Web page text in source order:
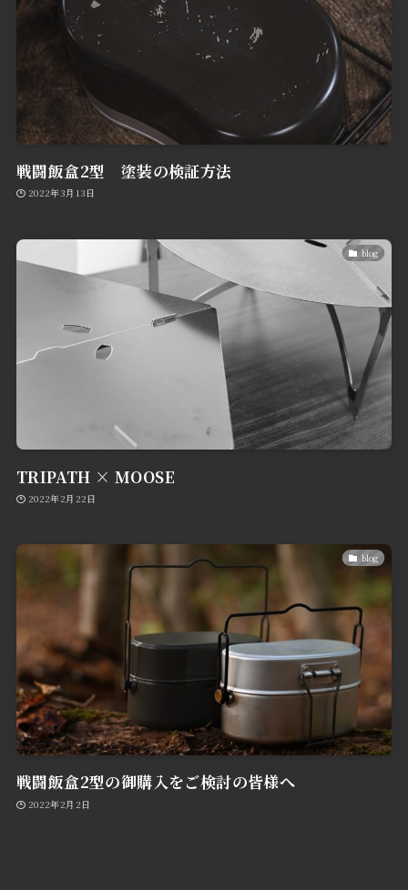
戦闘飯盒2型 塗装の検証方法
2022年3月13日
blog
TRIPATH × MOOSE
2022年2月22日
blog
戦闘飯盒2型の御購入をご検討の皆様へ
2022年2月2日